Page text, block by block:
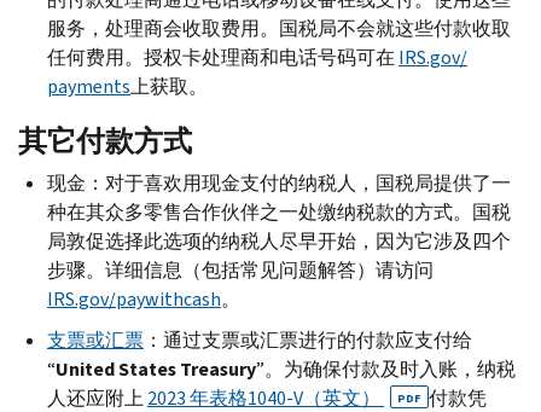
服务，处理商会收取费用。国税局不会就这些付款收取
任何费用。授权卡处理商和电话号码可在 IRS.gov/
payments上获取。
其它付款方式
现金：对于喜欢用现金支付的纳税人，国税局提供了一
种在其众多零售合作伙伴之一处缴纳税款的方式。国税
局敦促选择此选项的纳税人尽早开始，因为它涉及四个
步骤。详细信息（包括常见问题解答）请访问
IRS.gov/paywithcash。
支票或汇票 ：通过支票或汇票进行的付款应支付给
“United States Treasury”。为确保付款及时入账，纳税
人还应附上2023 年表格1040-V （英文） PDF 付款凭